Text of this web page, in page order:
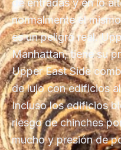
de entradas y en lo
normalmente el
es un peligro real.
Manhattan, tiene su
Upper East Side
de lujo con edificios
Incluso los edificios
riesgo de chinches
mucho y presión de